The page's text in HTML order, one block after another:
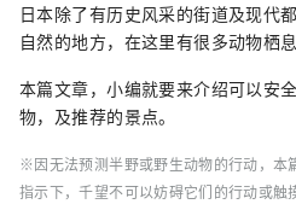
日本除了有历史风采的街道及现代
自然的地方，在这里有很多动物栖息
本篇文章，小编就要来介绍可以安
物，及推荐的景点。
※因无法预测半野或野生动物的行动，本
指示下，千望不可以妨碍它们的行动或触